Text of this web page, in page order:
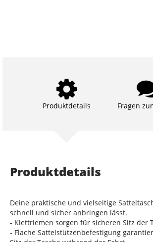
Produktdetails Fragen
Produktdetails
Deine praktische und vielseitige
schnell und sicher anbringen lässt.
- Klettriemen sorgen für sicheren Sitz der
- Flache Sattelstützenbefestigung